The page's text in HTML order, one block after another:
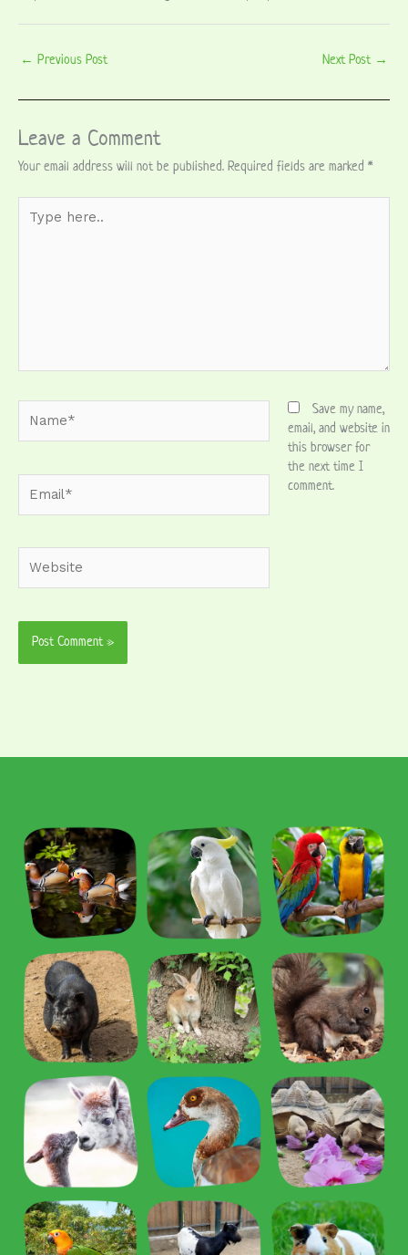
← Previous Post Next Post →
Leave a Comment
Your email address will not be published. Required fields are marked *
here..
Save my name,
email, and website in
this browser for
the next time I
comment.